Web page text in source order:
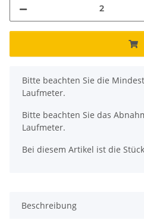
x
Bitte beachten Sie die
Laufmeter.
Bitte beachten Sie das
Laufmeter.
Bei diesem Artikel ist die
Beschreibung